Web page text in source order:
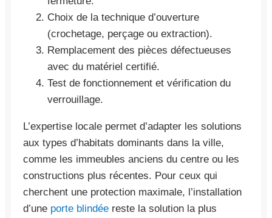
Choix de la technique d’ouverture
(crochetage, perçage ou extraction).
Remplacement des pièces défectueuses
avec du matériel certifié.
Test de fonctionnement et vérification du
verrouillage.
L’expertise locale permet d’adapter les solutions
aux types d’habitats dominants dans la ville,
comme les immeubles anciens du centre ou les
constructions plus récentes. Pour ceux qui
cherchent une protection maximale, l’installation
d’une porte blindée reste la solution la plus